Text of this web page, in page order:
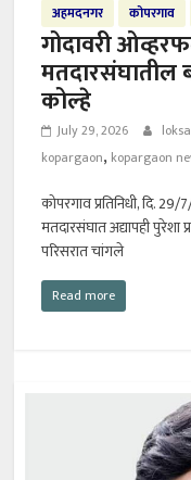
अहमदनगर कोपरगाव
गोदावरी
मतदारसंघातील
कोल्हे
July 29, 2026
kopargaon, kopargaon
कोपरगाव प्रतिनिधी, दि.
मतदारसंघात अद्यापही पुरेशा
परिसरात चांगले
Read more